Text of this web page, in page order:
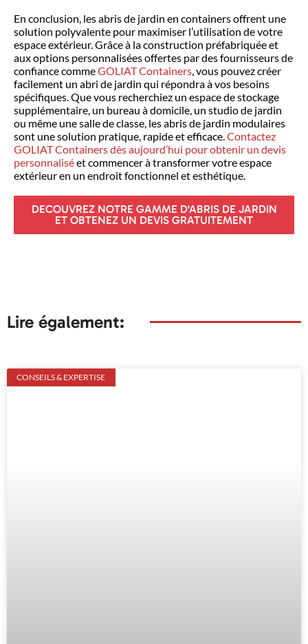
En conclusion, les abris de jardin en containers offrent une
solution polyvalente pour maximiser l’utilisation de votre
espace extérieur. Grâce à la construction préfabriquée et
aux options personnalisées offertes par des fournisseurs de
confiance commeGOLIAT Containers, vous pouvez créer
facilement un abri de jardin qui répondra à vos besoins
spécifiques. Que vous recherchiez un espace de stockage
supplémentaire, un bureau à domicile, un studio de jardin
ou même une salle de classe, les abris de jardin modulaires
sont une solution pratique, rapide et efficace.Contactez
GOLIAT Containers dès aujourd’hui pour obtenir un devis
personnaliséet commencer à transformer votre espace
extérieur en un endroit fonctionnel et esthétique.
DECOUVREZ NOTRE GAMME D'ABRIS DE JARDIN
ET OBTENEZ UN DEVIS GRATUITEMENT
Lire également:
CONSEILS & EXPERTISE